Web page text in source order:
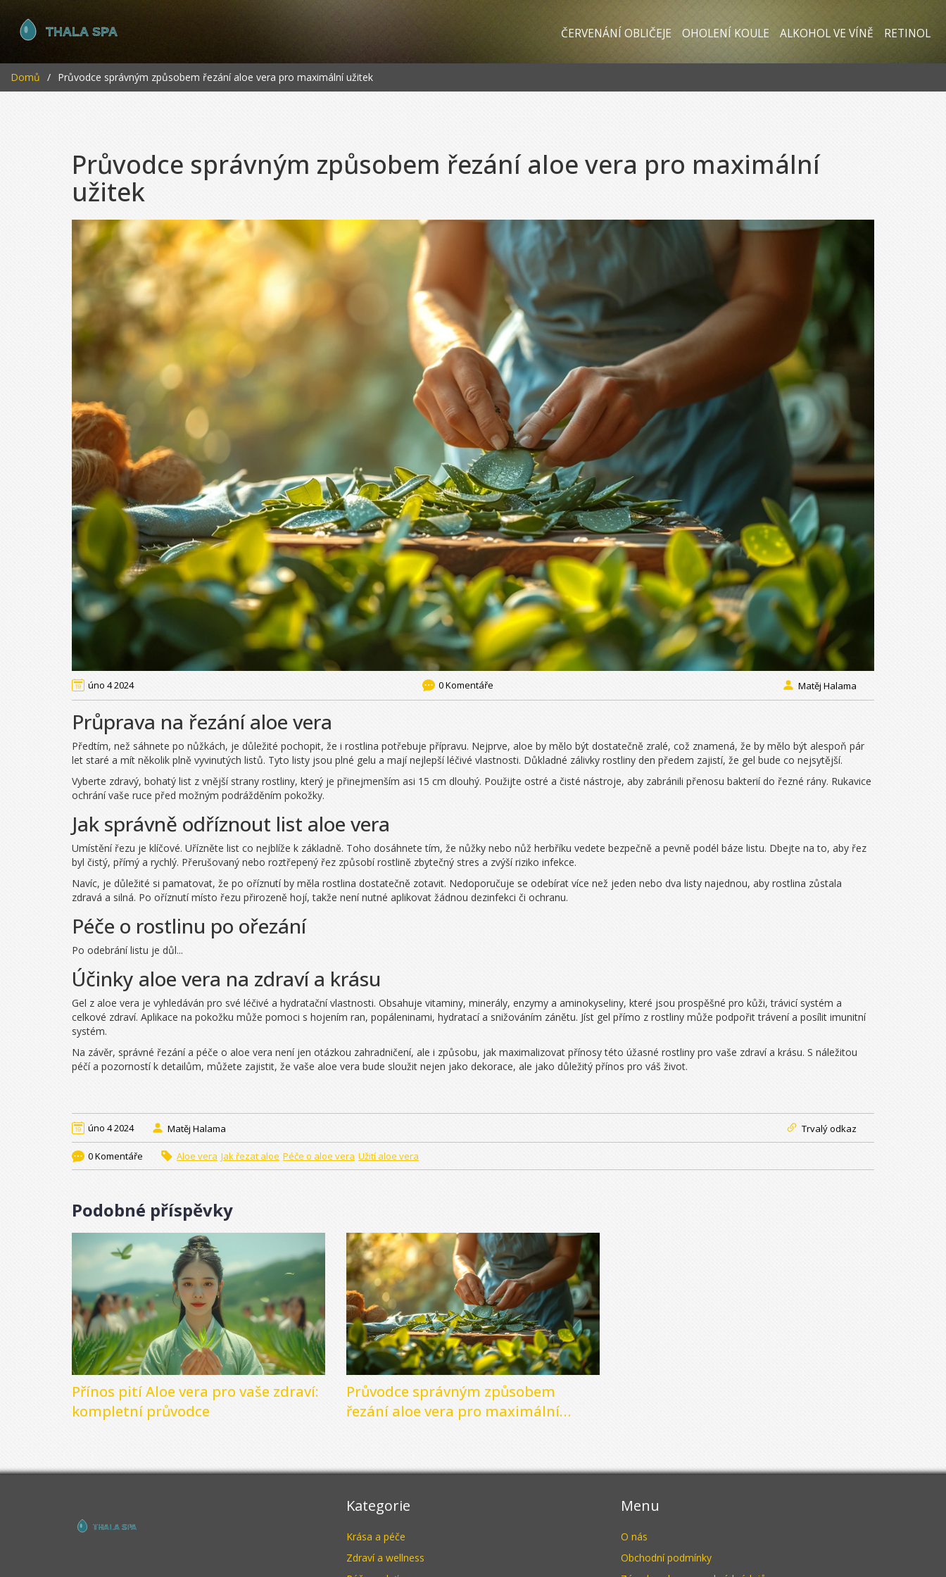
ČERVENÁNÍ OBLIČEJE OHOLENÍ KOULE ALKOHOL VE VÍNĚ RETINOL
Domů Průvodce správným způsobem řezání aloe vera pro maximální užitek
Průvodce správným způsobem řezání aloe vera pro maximální
užitek
úno 4 2024 0 Komentáře Matěj Halama
Průprava na řezání aloe vera
Předtím, než sáhnete po nůžkách, je důležité pochopit, že i rostlina potřebuje přípravu. Nejprve, aloe by mělo být dostatečně zralé, což znamená, že by mělo být alespoň pár
let staré a mít několik plně vyvinutých listů. Tyto listy jsou plné gelu a mají nejlepší léčivé vlastnosti. Důkladné zálivky rostliny den předem zajistí, že gel bude co nejsytější.
Vyberte zdravý, bohatý list z vnější strany rostliny, který je přinejmenším asi 15 cm dlouhý. Použijte ostré a čisté nástroje, aby zabránili přenosu bakterií do řezné rány. Rukavice
ochrání vaše ruce před možným podrážděním pokožky.
Jak správně odříznout list aloe vera
Umístění řezu je klíčové. Uřízněte list co nejblíže k základně. Toho dosáhnete tím, že nůžky nebo nůž herbříku vedete bezpečně a pevně podél báze listu. Dbejte na to, aby řez
byl čistý, přímý a rychlý. Přerušovaný nebo roztřepený řez způsobí rostlině zbytečný stres a zvýší riziko infekce.
Navíc, je důležité si pamatovat, že po oříznutí by měla rostlina dostatečně zotavit. Nedoporučuje se odebírat více než jeden nebo dva listy najednou, aby rostlina zůstala
zdravá a silná. Po oříznutí místo řezu přirozeně hojí, takže není nutné aplikovat žádnou dezinfekci či ochranu.
Péče o rostlinu po ořezání
Po odebrání listu je důl...
Účinky aloe vera na zdraví a krásu
Gel z aloe vera je vyhledáván pro své léčivé a hydratační vlastnosti. Obsahuje vitaminy, minerály, enzymy a aminokyseliny, které jsou prospěšné pro kůži, trávicí systém a
celkové zdraví. Aplikace na pokožku může pomoci s hojením ran, popáleninami, hydratací a snižováním zánětu. Jíst gel přímo z rostliny může podpořit trávení a posílit imunitní
systém.
Na závěr, správné řezání a péče o aloe vera není jen otázkou zahradničení, ale i způsobu, jak maximalizovat přínosy této úžasné rostliny pro vaše zdraví a krásu. S náležitou
péčí a pozorností k detailům, můžete zajistit, že vaše aloe vera bude sloužit nejen jako dekorace, ale jako důležitý přínos pro váš život.
úno 4 2024 Matěj Halama Trvalý odkaz
0 Komentáře Aloe vera Jak řezat aloe Péče o aloe vera Užití aloe vera
Podobné příspěvky
Přínos pití Aloe vera pro vaše zdraví:
kompletní průvodce
Průvodce správným způsobem
řezání aloe vera pro maximální
Kategorie
Krása a péče
Zdraví a wellness
Menu
O nás
Obchodní podmínky